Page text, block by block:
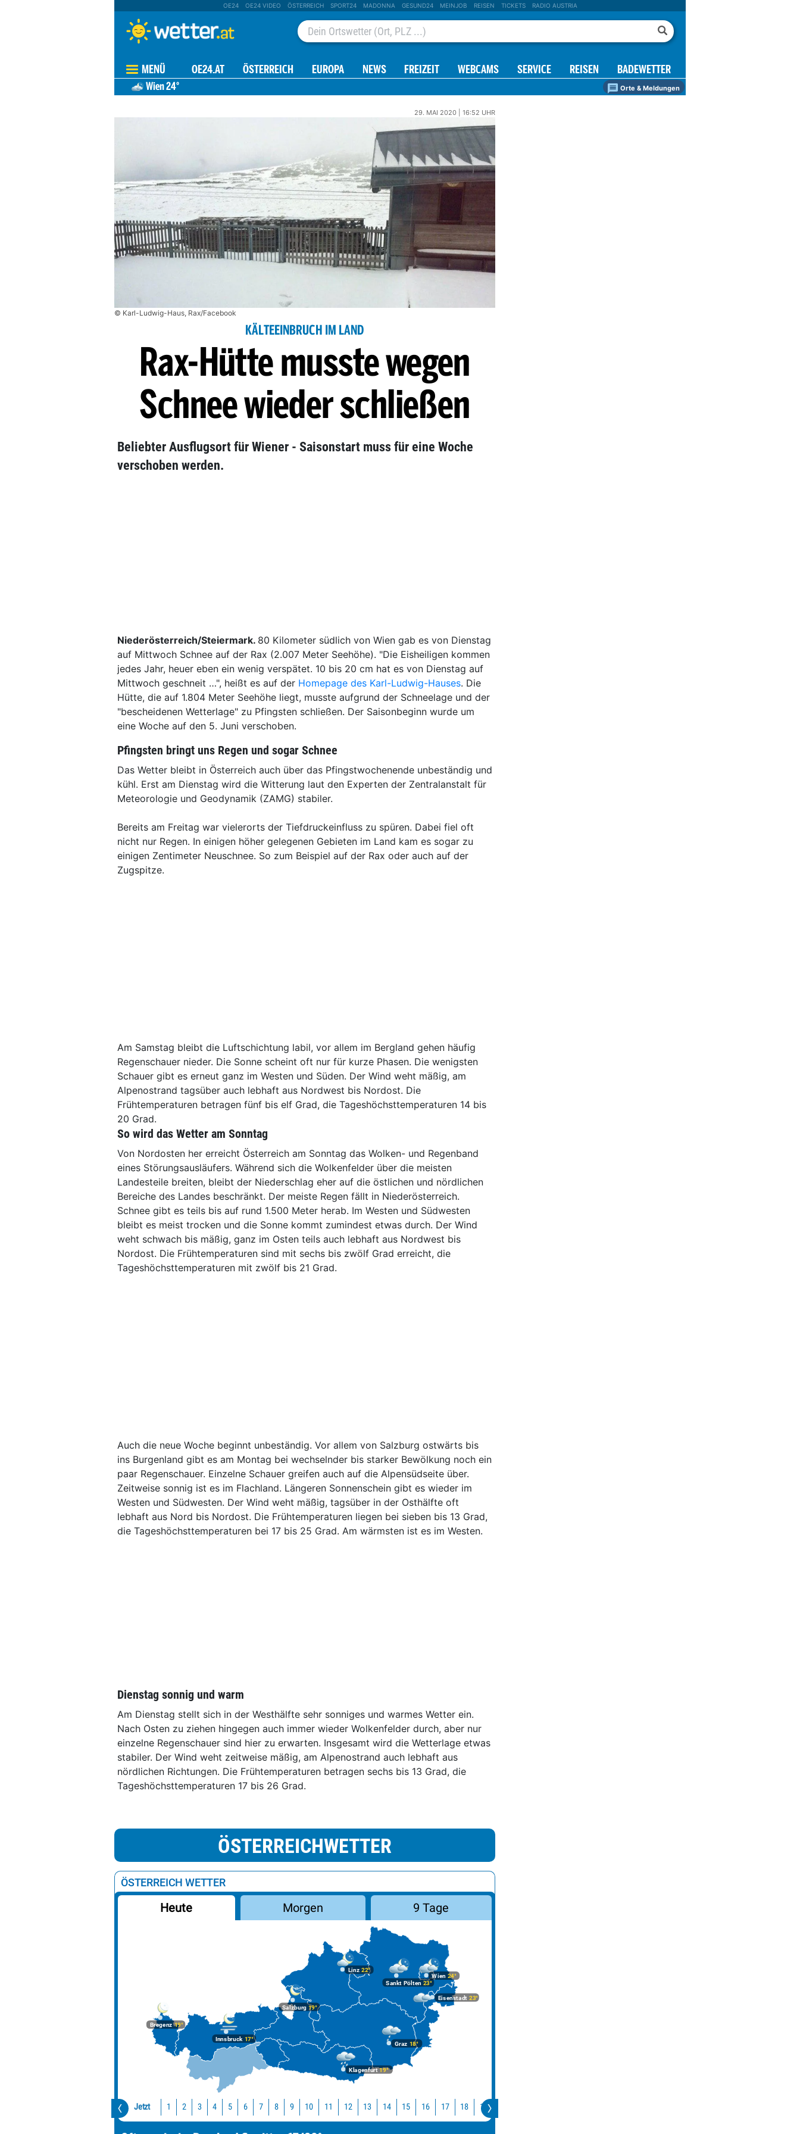
OE24 OE24 VIDEO ÖSTERREICH SPORT24 MADONNA GESUND24 MEINJOB REISEN TICKETS RADIO AUSTRIA
MENÜ OE24.AT ÖSTERREICH EUROPA NEWS FREIZEIT WEBCAMS SERVICE REISEN BADEWETTER
Wien24° Orte & Meldungen
29. MAI 2020 | 16:52 UHR
© Karl-Ludwig-Haus, Rax/Facebook
KÄLTEEINBRUCH IM LAND
Rax-Hütte musste wegen
Schnee wieder schließen
Beliebter Ausflugsort für Wiener - Saisonstart muss für eine Woche
verschoben werden.
Niederösterreich/Steiermark. 80 Kilometer südlich von Wien gab es von Dienstag
auf Mittwoch Schnee auf der Rax (2.007 Meter Seehöhe). "Die Eisheiligen kommen
jedes Jahr, heuer eben ein wenig verspätet. 10 bis 20 cm hat es von Dienstag auf
Mittwoch geschneit …", heißt es auf der Homepage des Karl-Ludwig-Hauses. Die
Hütte, die auf 1.804 Meter Seehöhe liegt, musste aufgrund der Schneelage und der
"bescheidenen Wetterlage" zu Pfingsten schließen. Der Saisonbeginn wurde um
eine Woche auf den 5. Juni verschoben.
Pfingsten bringt uns Regen und sogar Schnee
Das Wetter bleibt in Österreich auch über das Pfingstwochenende unbeständig und
kühl. Erst am Dienstag wird die Witterung laut den Experten der Zentralanstalt für
Meteorologie und Geodynamik (ZAMG) stabiler.
Bereits am Freitag war vielerorts der Tiefdruckeinfluss zu spüren. Dabei fiel oft
nicht nur Regen. In einigen höher gelegenen Gebieten im Land kam es sogar zu
einigen Zentimeter Neuschnee. So zum Beispiel auf der Rax oder auch auf der
Zugspitze.
Am Samstag bleibt die Luftschichtung labil, vor allem im Bergland gehen häufig
Regenschauer nieder. Die Sonne scheint oft nur für kurze Phasen. Die wenigsten
Schauer gibt es erneut ganz im Westen und Süden. Der Wind weht mäßig, am
Alpenostrand tagsüber auch lebhaft aus Nordwest bis Nordost. Die
Frühtemperaturen betragen fünf bis elf Grad, die Tageshöchsttemperaturen 14 bis
20 Grad.
So wird das Wetter am Sonntag
Von Nordosten her erreicht Österreich am Sonntag das Wolken- und Regenband
eines Störungsausläufers. Während sich die Wolkenfelder über die meisten
Landesteile breiten, bleibt der Niederschlag eher auf die östlichen und nördlichen
Bereiche des Landes beschränkt. Der meiste Regen fällt in Niederösterreich.
Schnee gibt es teils bis auf rund 1.500 Meter herab. Im Westen und Südwesten
bleibt es meist trocken und die Sonne kommt zumindest etwas durch. Der Wind
weht schwach bis mäßig, ganz im Osten teils auch lebhaft aus Nordwest bis
Nordost. Die Frühtemperaturen sind mit sechs bis zwölf Grad erreicht, die
Tageshöchsttemperaturen mit zwölf bis 21 Grad.
Auch die neue Woche beginnt unbeständig. Vor allem von Salzburg ostwärts bis
ins Burgenland gibt es am Montag bei wechselnder bis starker Bewölkung noch ein
paar Regenschauer. Einzelne Schauer greifen auch auf die Alpensüdseite über.
Zeitweise sonnig ist es im Flachland. Längeren Sonnenschein gibt es wieder im
Westen und Südwesten. Der Wind weht mäßig, tagsüber in der Osthälfte oft
lebhaft aus Nord bis Nordost. Die Frühtemperaturen liegen bei sieben bis 13 Grad,
die Tageshöchsttemperaturen bei 17 bis 25 Grad. Am wärmsten ist es im Westen.
Dienstag sonnig und warm
Am Dienstag stellt sich in der Westhälfte sehr sonniges und warmes Wetter ein.
Nach Osten zu ziehen hingegen auch immer wieder Wolkenfelder durch, aber nur
einzelne Regenschauer sind hier zu erwarten. Insgesamt wird die Wetterlage etwas
stabiler. Der Wind weht zeitweise mäßig, am Alpenostrand auch lebhaft aus
nördlichen Richtungen. Die Frühtemperaturen betragen sechs bis 13 Grad, die
Tageshöchsttemperaturen 17 bis 26 Grad.
ÖSTERREICHWETTER
ÖSTERREICH WETTER
Heute Morgen 9 Tage
Bregenz19°
Graz 18°
Innsbruck17°
Klagenfurt19°
Linz 22°
Salzburg19°
Wien 24°
Eisenstadt 23°
Sankt Pölten 23°
Jetzt 1 2 3 4 5 6 7 8 9 10 11 12 13 14 15 16 17 18 19